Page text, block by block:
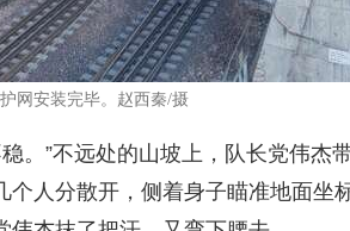
网安装完毕。赵西秦/摄
。”不远处的山坡上，队长党伟杰
人分散开，侧着身子瞄准地面坐